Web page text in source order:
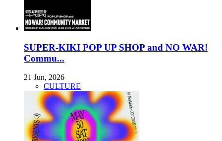
SUPER-KIKI POP UP SHOP and NO WAR!
Commu...
21 Jun, 2026
CULTURE